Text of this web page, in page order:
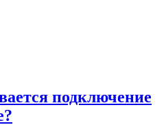
подключение